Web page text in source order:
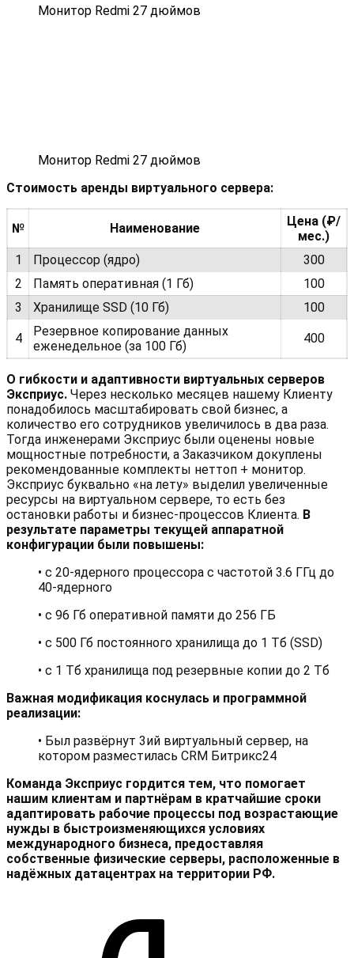
Монитор Redmi 27 дюймов
Монитор Redmi 27 дюймов
Стоимость аренды виртуального сервера:
№ Наименование
Цена (₽/
мес.)
1
Процессор (ядро)
300
2
Память оперативная (1 Гб)
100
3
Хранилище SSD (10 Гб) 100
4
Резервное копирование данных
еженедельное (за 100 Гб)
400
О гибкости и адаптивности виртуальных серверов
Эксприус. Через несколько месяцев нашему Клиенту
понадобилось масштабировать свой бизнес, а
количество его сотрудников увеличилось в два раза.
Тогда инженерами Эксприус были оценены новые
мощностные потребности, а Заказчиком докуплены
рекомендованные комплекты неттоп + монитор.
Эксприус буквально «на лету» выделил увеличенные
ресурсы на виртуальном сервере, то есть без
остановки работы и бизнес-процессов Клиента. В
результате параметры текущей аппаратной
конфигурации были повышены:
• с 20-ядерного процессора с частотой 3.6 ГГц до
40-ядерного
• с 96 Гб оперативной памяти до 256 ГБ
• c 500 Гб постоянного хранилища до 1 Тб (SSD)
• с 1 Тб хранилища под резервные копии до 2 Тб
Важная модификация коснулась и программной
реализации:
• Был развёрнут 3ий виртуальный сервер, на
котором разместилась CRM Битрикс24
Команда Эксприус гордится тем, что помогает
нашим клиентам и партнёрам в кратчайшие сроки
адаптировать рабочие процессы под возрастающие
нужды в быстроизменяющихся условиях
международного бизнеса, предоставляя
собственные физические серверы, расположенные в
надёжных датацентрах на территории РФ.